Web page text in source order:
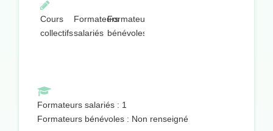
Cours
collectifs
Formateurs
salariés
Formateurs
bénévoles
Formateurs salariés : 1
Formateurs bénévoles : Non renseigné